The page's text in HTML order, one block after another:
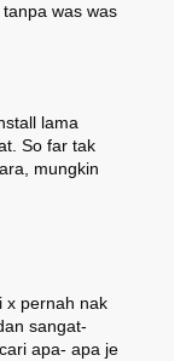
was was
lama
So far tak
mungkin
x pernah nak
sangat-
apa- apa je